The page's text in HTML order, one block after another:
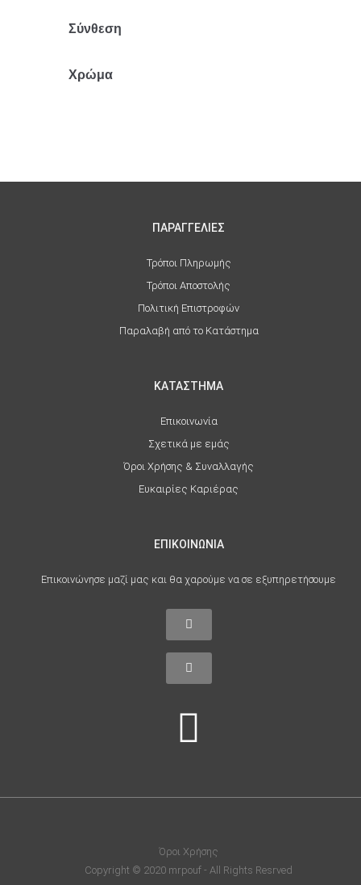
Σύνθεση
Χρώμα
ΠΑΡΑΓΓΕΛΙΕΣ
Τρόποι Πληρωμής
Τρόποι Αποστολής
Πολιτική Επιστροφών
Παραλαβή από το Κατάστημα
ΚΑΤΑΣΤΗΜΑ
Επικοινωνία
Σχετικά με εμάς
Όροι Χρήσης & Συναλλαγής
Ευκαιρίες Καριέρας
ΕΠΙΚΟΙΝΩΝΙΑ
Επικοινώνησε μαζί μας και θα χαρούμε να σε εξυπηρετήσουμε
Όροι Χρήσης
Copyright © 2020 mrpouf - All Rights Resrved